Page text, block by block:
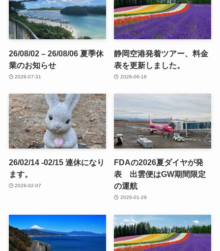
26/08/02 – 26/08/06 夏季休
業のお知らせ
2026-07-31
静岡空港発着ツアー、料金
表を更新しました。
2026-06-16
26/02/14 -02/15 連休になり
ます。
2026-02-07
FDAの2026夏ダイヤが発
表 出雲便はGW期間限定
の運航
2026-01-29